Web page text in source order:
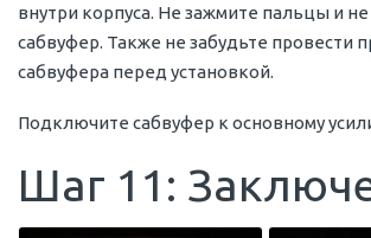
внутри корпуса. Не зажмите пальцы и
сабвуфер. Также не забудьте провести
сабвуфера перед установкой.
Подключите сабвуфер к основному
Шаг 11: